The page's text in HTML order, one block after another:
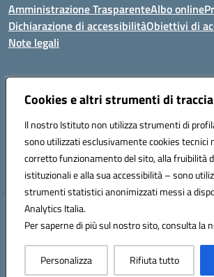
Cookies e altri strumenti di
Il nostro Istituto non utilizza strumenti di
sono utilizzati esclusivamente cookies tecnici
corretto funzionamento del sito, alla fruibilità
istituzionali e alla sua accessibilità – sono
strumenti statistici anonimizzati messi a
Analytics Italia.
Per saperne di più sul nostro sito, consulta la
Personalizza Rifiuta tutto
Amministrazione TrasparenteAlbo online
Dichiarazione di accessibilitàObiettivi di
Note legali
Indirizzo:Viale P. Togliatti snc 67039 Sulmona (AQ)
Posta elettronica certificata (PEC):
Codice fiscale: 92025400661
Codice meccanografico: AQIS01900G
Hosting & Powered by 3D
Concept & Design by